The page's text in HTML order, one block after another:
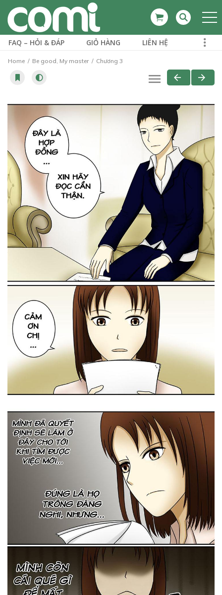
FAQ – HỎI & ĐÁP GIỎ HÀNG LIÊN HỆ
Home Be good, My master Chương 3